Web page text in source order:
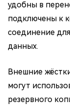
удобны в
подключены к
соединение
данных.
Внешние
могут
резервного